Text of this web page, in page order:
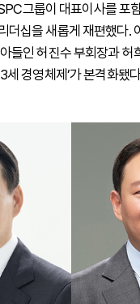
그룹이 대표이사를 포
더십을 새롭게 재편했다.
들인 허진수 부회장과 허
세 경영체제’가 본격화됐